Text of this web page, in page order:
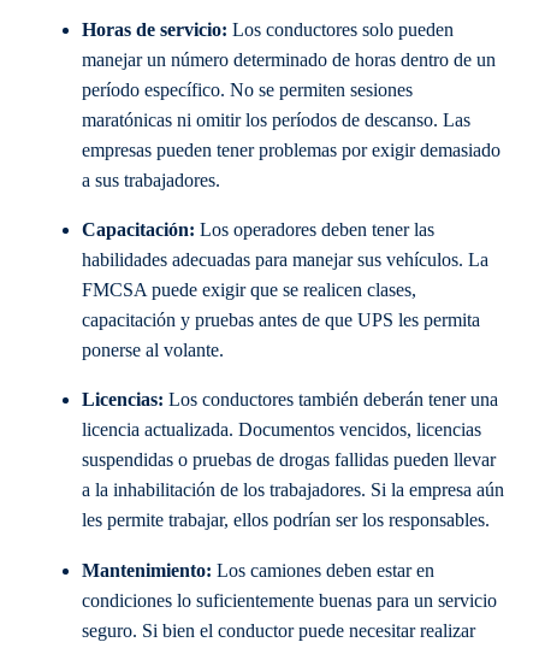
Horas de servicio: Los conductores solo pueden
manejar un número determinado de horas dentro de un
período específico. No se permiten sesiones
maratónicas ni omitir los períodos de descanso. Las
empresas pueden tener problemas por exigir demasiado
a sus trabajadores.
Capacitación: Los operadores deben tener las
habilidades adecuadas para manejar sus vehículos. La
FMCSA puede exigir que se realicen clases,
capacitación y pruebas antes de que UPS les permita
ponerse al volante.
Licencias: Los conductores también deberán tener una
licencia actualizada. Documentos vencidos, licencias
suspendidas o pruebas de drogas fallidas pueden llevar
a la inhabilitación de los trabajadores. Si la empresa aún
les permite trabajar, ellos podrían ser los responsables.
Mantenimiento: Los camiones deben estar en
condiciones lo suficientemente buenas para un servicio
seguro. Si bien el conductor puede necesitar realizar